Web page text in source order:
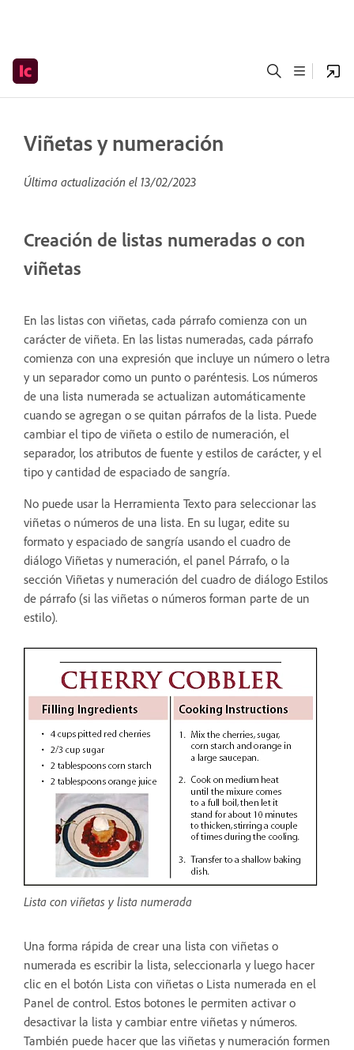
Viñetas y numeración
Última actualización el 13/02/2023
Creación de listas numeradas o con
viñetas
En las listas con viñetas, cada párrafo comienza con un
carácter de viñeta. En las listas numeradas, cada párrafo
comienza con una expresión que incluye un número o letra
y un separador como un punto o paréntesis. Los números
de una lista numerada se actualizan automáticamente
cuando se agregan o se quitan párrafos de la lista. Puede
cambiar el tipo de viñeta o estilo de numeración, el
separador, los atributos de fuente y estilos de carácter, y el
tipo y cantidad de espaciado de sangría.
No puede usar la Herramienta Texto para seleccionar las
viñetas o números de una lista. En su lugar, edite su
formato y espaciado de sangría usando el cuadro de
diálogo Viñetas y numeración, el panel Párrafo, o la
sección Viñetas y numeración del cuadro de diálogo Estilos
de párrafo (si las viñetas o números forman parte de un
estilo).
Lista con viñetas y lista numerada
Una forma rápida de crear una lista con viñetas o
numerada es escribir la lista, seleccionarla y luego hacer
clic en el botón Lista con viñetas o Lista numerada en el
Panel de control. Estos botones le permiten activar o
desactivar la lista y cambiar entre viñetas y números.
También puede hacer que las viñetas y numeración formen